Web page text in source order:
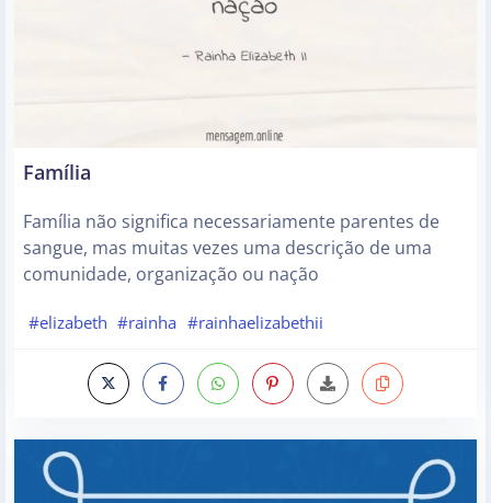
Família
Família não significa necessariamente parentes de
sangue, mas muitas vezes uma descrição de uma
comunidade, organização ou nação
#elizabeth #rainha #rainhaelizabethii